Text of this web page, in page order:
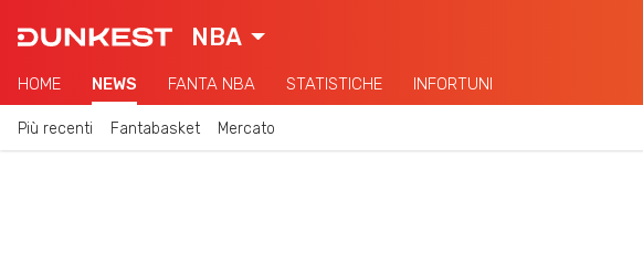
NBA
HOME NEWS FANTA NBA STATISTICHE INFORTUNI
Più recenti Fantabasket Mercato